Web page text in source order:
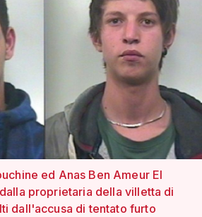
ed Anas Ben Ameur El
proprietaria della villetta di
dall'accusa di tentato furto